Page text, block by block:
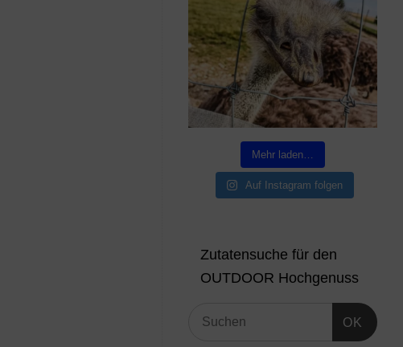
Mehr laden…
Auf Instagram folgen
Zutatensuche für den
OUTDOOR Hochgenuss
OK